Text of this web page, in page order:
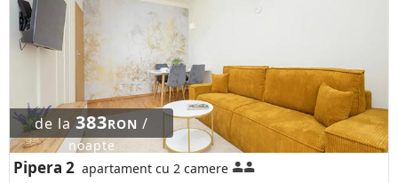
de la383RON /
noapte
Pipera 2 apartament cu 2 camere